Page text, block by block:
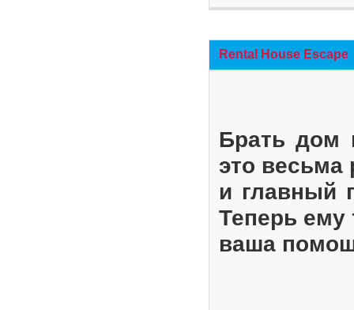
Rental House Escape
Брать дом
это весьма
и главный
Теперь ему
ваша